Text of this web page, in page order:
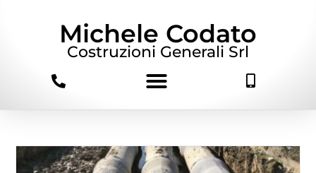
Michele Codato
Costruzioni Generali Srl